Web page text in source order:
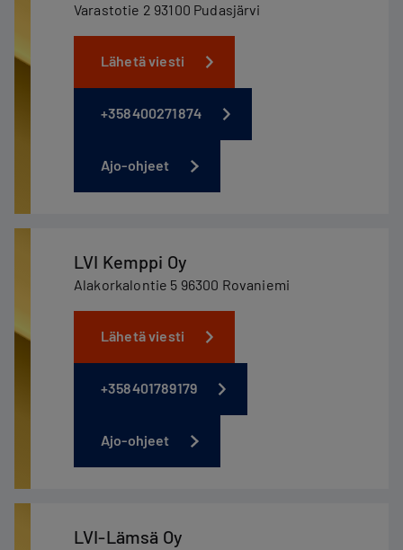
Varastotie 2 93100 Pudasjärvi
Lähetä viesti
+358400271874
Ajo-ohjeet
LVI Kemppi Oy
Alakorkalontie 5 96300 Rovaniemi
Lähetä viesti
+358401789179
Ajo-ohjeet
LVI-Lämsä Oy